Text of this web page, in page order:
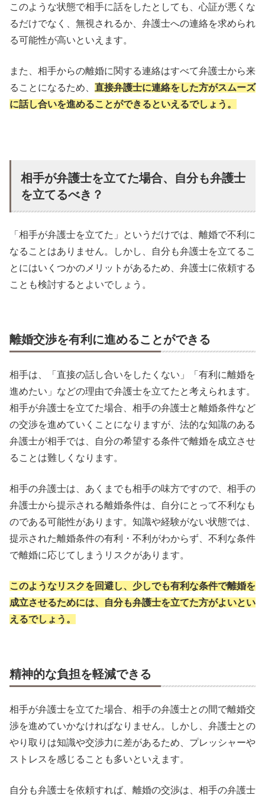
このような状態で相手に話をしたとしても、心証が悪くな
るだけでなく、無視されるか、弁護士への連絡を求められ
る可能性が高いといえます。
また、相手からの離婚に関する連絡はすべて弁護士から来
ることになるため、 直接弁護士に連絡をした方がスムーズ
に話し合いを進めることができるといえるでしょう。
相手が弁護士を立てた場合、自分も弁護士
を立てるべき？
「相手が弁護士を立てた」というだけでは、離婚で不利に
なることはありません。しかし、自分も弁護士を立てるこ
とにはいくつかのメリットがあるため、弁護士に依頼する
ことも検討するとよいでしょう。
離婚交渉を有利に進めることができる
相手は、「直接の話し合いをしたくない」「有利に離婚を
進めたい」などの理由で弁護士を立てたと考えられます。
相手が弁護士を立てた場合、相手の弁護士と離婚条件など
の交渉を進めていくことになりますが、法的な知識のある
弁護士が相手では、自分の希望する条件で離婚を成立させ
ることは難しくなります。
相手の弁護士は、あくまでも相手の味方ですので、相手の
弁護士から提示される離婚条件は、自分にとって不利なも
のである可能性があります。知識や経験がない状態では、
提示された離婚条件の有利・不利がわからず、不利な条件
で離婚に応じてしまうリスクがあります。
このようなリスクを回避し、少しでも有利な条件で離婚を
成立させるためには、自分も弁護士を立てた方がよいとい
えるでしょう。
精神的な負担を軽減できる
相手が弁護士を立てた場合、相手の弁護士との間で離婚交
渉を進めていかなければなりません。しかし、弁護士との
やり取りは知識や交渉力に差があるため、プレッシャーや
ストレスを感じることも多いといえます。
自分も弁護士を依頼すれば、離婚の交渉は、相手の弁護士